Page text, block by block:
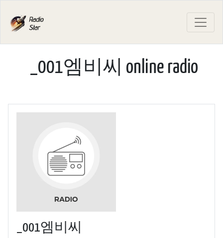
_001엠비씨 online radio
_001엠비씨